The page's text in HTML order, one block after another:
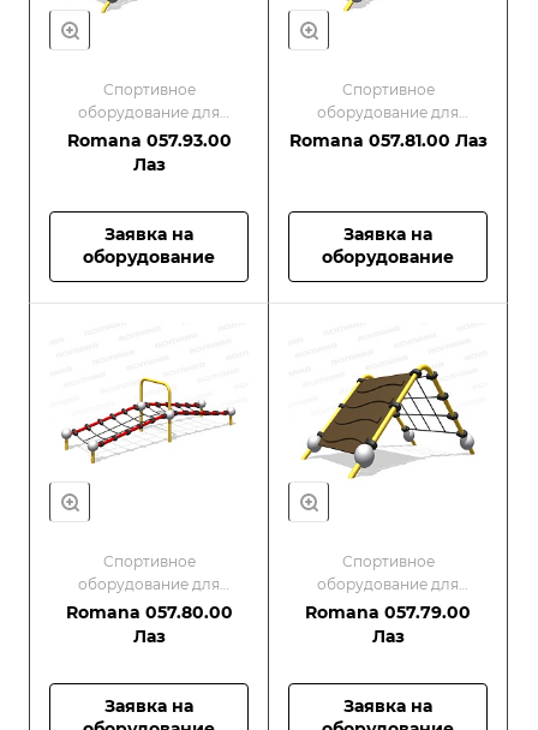
Спортивное
оборудование для
малышей/Оборудование
для спортивных
Romana 057.93.00
Лаз
Заявка на
оборудование
Спортивное
оборудование для
малышей/Оборудование
Romana 057.81.00 Лаз
Заявка на
оборудование
Спортивное
оборудование для
малышей/Оборудование
для спортивных
Romana 057.80.00
Лаз
Заявка на
Спортивное
оборудование для
малышей/Оборудование
для спортивных
Romana 057.79.00
Лаз
Заявка на